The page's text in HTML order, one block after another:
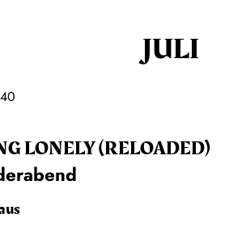
JULI
LONELY (RELOADED)